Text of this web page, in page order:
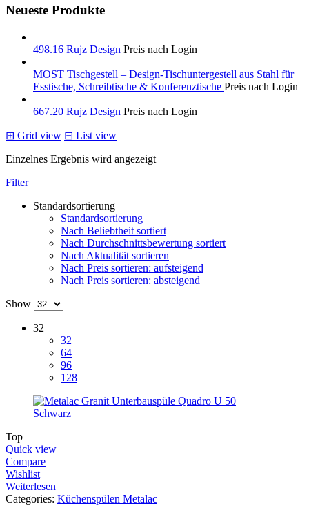
Neueste Produkte
498.16 Rujz Design Preis nach Login
MOST Tischgestell – Design-Tischuntergestell aus Stahl für
Esstische, Schreibtische & Konferenztische Preis nach Login
667.20 Rujz Design Preis nach Login
⊞ Grid view ⊟ List view
Einzelnes Ergebnis wird angezeigt
Filter
Standardsortierung
Standardsortierung
Nach Beliebtheit sortiert
Nach Durchschnittsbewertung sortiert
Nach Aktualität sortieren
Nach Preis sortieren: aufsteigend
Nach Preis sortieren: absteigend
Show
32
32
64
96
128
Top
Quick view
Compare
Wishlist
Weiterlesen
Categories: Küchenspülen Metalac